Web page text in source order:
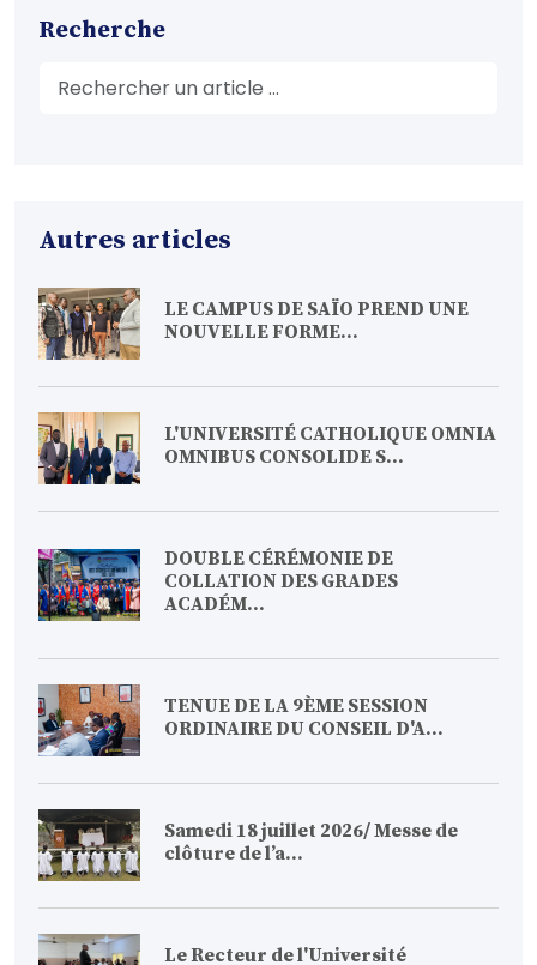
Recherche
Autres articles
LE CAMPUS DE SAÏO PREND UNE
NOUVELLE FORME...
L'UNIVERSITÉ CATHOLIQUE OMNIA
OMNIBUS CONSOLIDE S...
DOUBLE CÉRÉMONIE DE
COLLATION DES GRADES
ACADÉM...
TENUE DE LA 9ÈME SESSION
ORDINAIRE DU CONSEIL D'A...
Samedi 18 juillet 2026/ Messe de
clôture de l’a...
Le Recteur de l'Université